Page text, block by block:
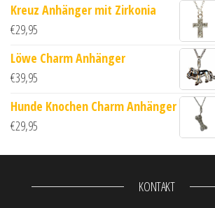
Kreuz Anhänger mit Zirkonia
€29,95
Löwe Charm Anhänger
€39,95
Hunde Knochen Charm Anhänger
€29,95
KONTAKT